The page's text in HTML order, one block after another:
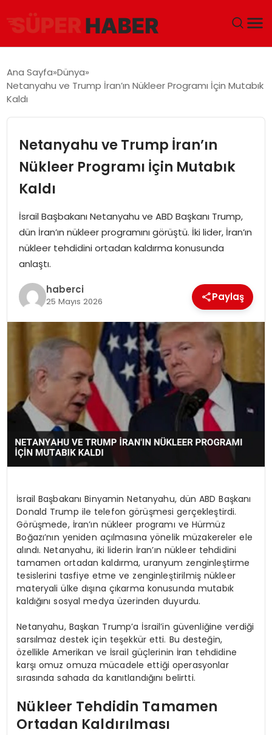
GÜNDEM
EKONOMI
MAGAZIN
SAĞLIK
SIYASET
TEKNOLOJI
YAŞAM
Ana Sayfa Dünya
Netanyahu ve Trump İran’ın Nükleer Programı İçin Mutabık
Kaldı
Netanyahu ve Trump İran’ın
Nükleer Programı İçin Mutabık
Kaldı
İsrail Başbakanı Netanyahu ve ABD Başkanı Trump,
dün İran’ın nükleer programını görüştü. İki lider, İran’ın
nükleer tehdidini ortadan kaldırma konusunda
anlaştı.
haberci
25 Mayıs 2026 Paylaş
İsrail Başbakanı Binyamin Netanyahu, dün ABD Başkanı
Donald Trump ile telefon görüşmesi gerçekleştirdi.
Görüşmede, İran’ın nükleer programı ve Hürmüz
Boğazı’nın yeniden açılmasına yönelik müzakereler ele
alındı. Netanyahu, iki liderin İran’ın nükleer tehdidini
tamamen ortadan kaldırma, uranyum zenginleştirme
tesislerini tasfiye etme ve zenginleştirilmiş nükleer
materyali ülke dışına çıkarma konusunda mutabık
kaldığını sosyal medya üzerinden duyurdu.
Netanyahu, Başkan Trump’a İsrail’in güvenliğine verdiği
sarsılmaz destek için teşekkür etti. Bu desteğin,
özellikle Amerikan ve İsrail güçlerinin İran tehdidine
karşı omuz omuza mücadele ettiği operasyonlar
sırasında sahada da kanıtlandığını belirtti.
Nükleer Tehdidin Tamamen
Ortadan Kaldırılması